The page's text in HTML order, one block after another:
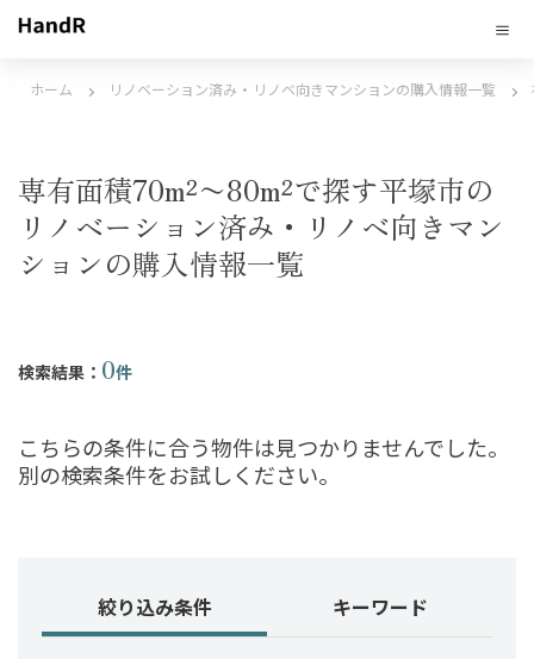
ホーム リノベーション済み・リノベ向きマンションの購入情報一覧
専有面積70m²〜80m²で探す平塚市の
リノベーション済み・リノベ向きマン
ションの購入情報一覧
検索結果： 0件
こちらの条件に合う物件は見つかりませんでした。
別の検索条件をお試しください。
絞り込み条件 キーワード